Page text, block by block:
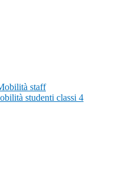
staff
studenti classi 4